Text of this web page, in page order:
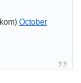
October